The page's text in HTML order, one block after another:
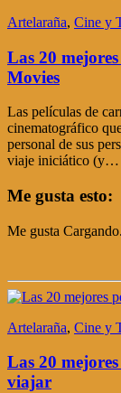
Artelaraña, Cine y
Las 20
Movies
Las películas de
cinematográfico
personal de sus
viaje iniciático (y…
Me gusta esto:
Me gusta
Artelaraña, Cine y
Las 20
viajar